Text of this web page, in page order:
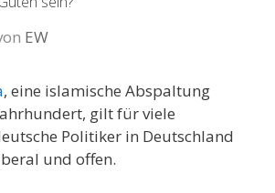
EW
, eine islamische Abspaltung
gilt für viele
Politiker in Deutschland
und offen.